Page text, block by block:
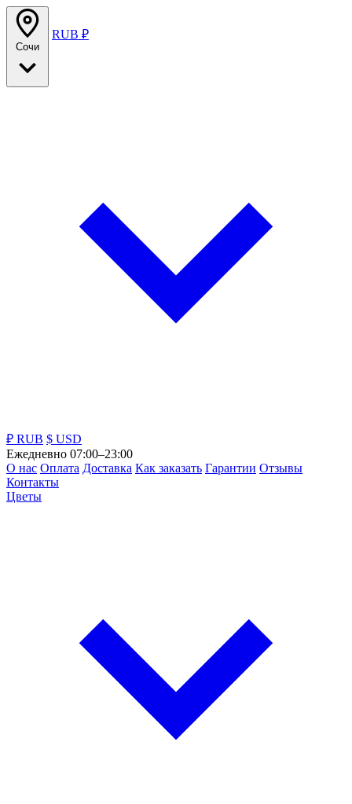
Сочи
RUB ₽
₽ RUB $ USD
Ежедневно 07:00–23:00
О нас Оплата Доставка Как заказать Гарантии Отзывы
Контакты
Цветы